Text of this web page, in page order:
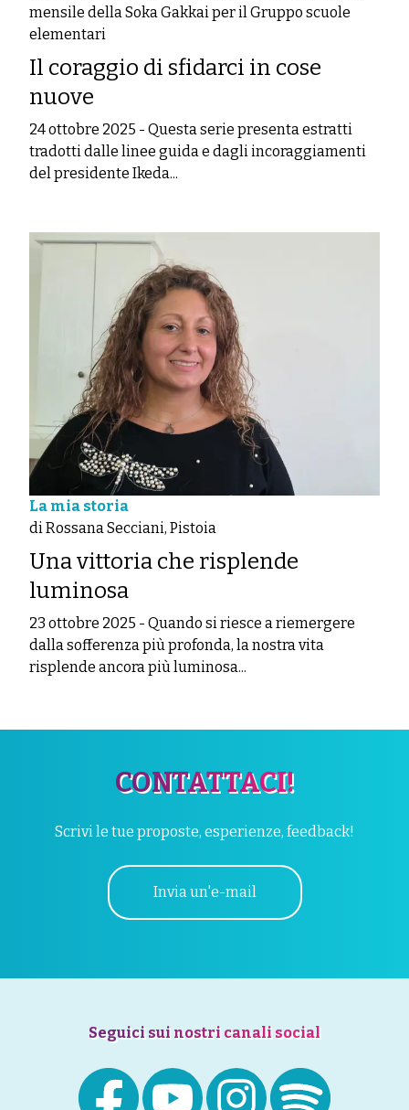
mensile della Soka Gakkai per il Gruppo scuole
elementari
Il coraggio di sfidarci in cose
nuove
24 ottobre 2025 - Questa serie presenta estratti
tradotti dalle linee guida e dagli incoraggiamenti
del presidente Ikeda...
La mia storia
di Rossana Secciani, Pistoia
Una vittoria che risplende
luminosa
23 ottobre 2025 - Quando si riesce a riemergere
dalla sofferenza più profonda, la nostra vita
risplende ancora più luminosa...
CONTATTACI!
Scrivi le tue proposte, esperienze, feedback!
Invia un'e-mail
Seguici sui nostri canali social